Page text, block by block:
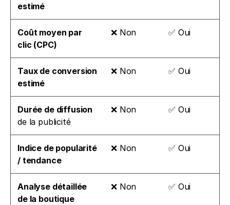
estimé
Coût moyen par
clic (CPC)
❌ Non ✅ Oui
Taux de conversion
estimé
❌ Non ✅ Oui
Durée de diffusion
de la publicité
❌ Non ✅ Oui
Indice de popularité
/ tendance
❌ Non ✅ Oui
Analyse détaillée
de la boutique
❌ Non ✅ Oui